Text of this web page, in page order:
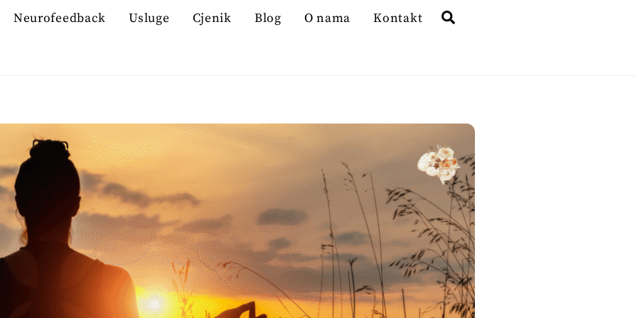
Neurofeedback Usluge Cjenik Blog O nama Kontakt